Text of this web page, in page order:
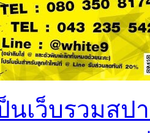
ป็นเว็บรวม